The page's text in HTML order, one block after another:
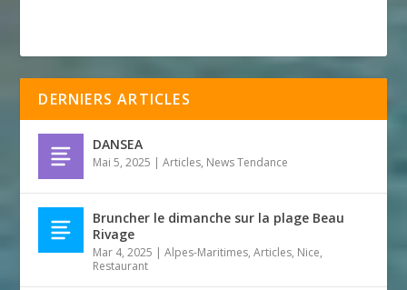
DERNIERS ARTICLES
DANSEA
Mai 5, 2025 |Articles, News Tendance
Bruncher le dimanche sur la plage Beau
Rivage
Mar 4, 2025 |Alpes-Maritimes,Articles, Nice,
Restaurant